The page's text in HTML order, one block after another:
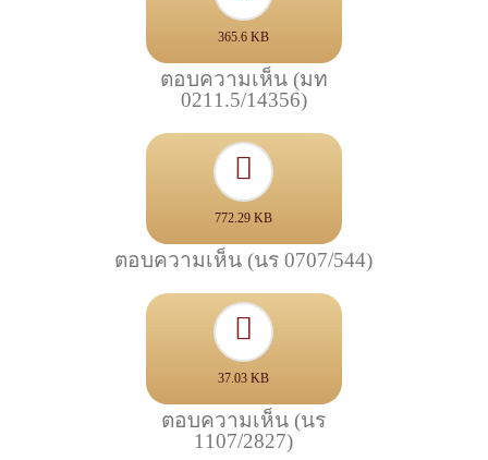
365.6 KB
ตอบความเห็น (มท
0211.5/14356)
772.29 KB
ตอบความเห็น (นร 0707/544)
37.03 KB
ตอบความเห็น (นร
1107/2827)